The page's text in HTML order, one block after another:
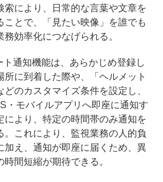
索により、日常的な言葉や文章を
ことで、「見たい映像」を誰でも
効率化につなげられる。
通知機能は、あらかじめ登録し
所に到着した際や、「ヘルメット
のカスタマイズ条件を設定し、
・モバイルアプリへ即座に通知す
により、特定の時間帯のみ通知を
。これにより、監視業務の人的負
加え、通知が即座に届くため、異
間短縮が期待できる。